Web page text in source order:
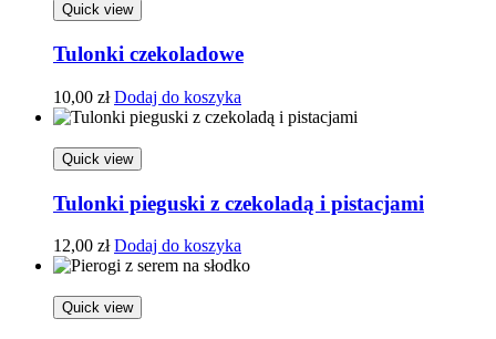
Quick view
Tulonki czekoladowe
10,00 zł Dodaj do koszyka
Quick view
Tulonki pieguski z czekoladą i pistacjami
12,00 zł Dodaj do koszyka
Quick view